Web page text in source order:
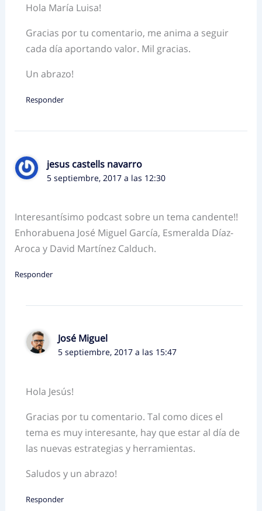
Hola María Luisa!
Gracias por tu comentario, me anima a seguir
cada día aportando valor. Mil gracias.
Un abrazo!
Responder
jesus castells navarro
5 septiembre, 2017 a las 12:30
Interesantísimo podcast sobre un tema candente!!
Enhorabuena José Miguel García, Esmeralda Díaz-
Aroca y David Martínez Calduch.
Responder
José Miguel
5 septiembre, 2017 a las 15:47
Hola Jesús!
Gracias por tu comentario. Tal como dices el
tema es muy interesante, hay que estar al día de
las nuevas estrategias y herramientas.
Saludos y un abrazo!
Responder